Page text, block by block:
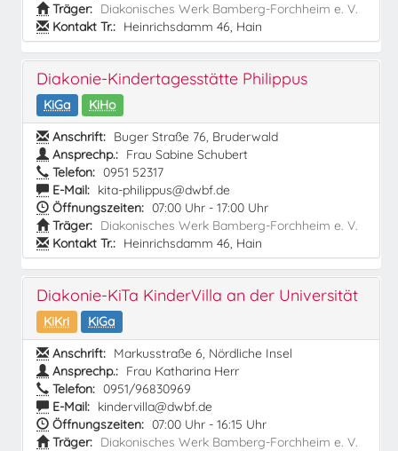
Träger: Diakonisches Werk Bamberg-Forchheim e. V.
Kontakt Tr.: Heinrichsdamm 46, Hain
Diakonie-Kindertagesstätte Philippus
KiGa
KiHo
Anschrift: Buger Straße 76, Bruderwald
Ansprechp.: Frau Sabine Schubert
Telefon: 0951 52317
E-Mail: kita-philippus@dwbf.de
Öffnungszeiten: 07:00 Uhr - 17:00 Uhr
Träger: Diakonisches Werk Bamberg-Forchheim e. V.
Kontakt Tr.: Heinrichsdamm 46, Hain
Diakonie-KiTa KinderVilla an der Universität
KiKri
KiGa
Anschrift: Markusstraße 6, Nördliche Insel
Ansprechp.: Frau Katharina Herr
Telefon: 0951/96830969
E-Mail: kindervilla@dwbf.de
Öffnungszeiten: 07:00 Uhr - 16:15 Uhr
Träger: Diakonisches Werk Bamberg-Forchheim e. V.